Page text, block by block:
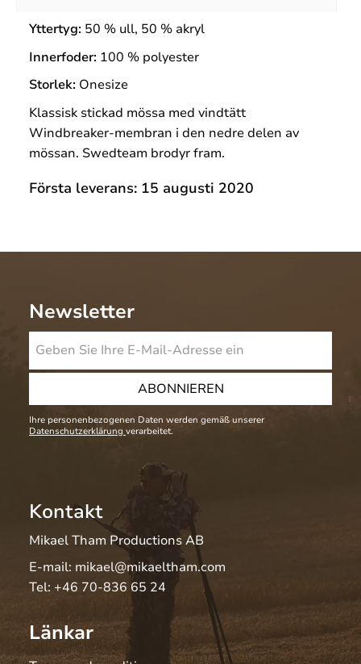
Yttertyg: 50 % ull, 50 % akryl
Innerfoder: 100 % polyester
Storlek: Onesize
Klassisk stickad mössa med vindtätt
Windbreaker-membran i den nedre delen av
mössan. Swedteam brodyr fram.
Första leverans: 15 augusti 2020
Newsletter
ABONNIEREN
Ihre personenbezogenen Daten werden gemäß unserer
Datenschutzerklärung verarbeitet.
Kontakt
Mikael Tham Productions AB
E-mail: mikael@mikaeltham.com
Tel: +46 70-836 65 24
Länkar